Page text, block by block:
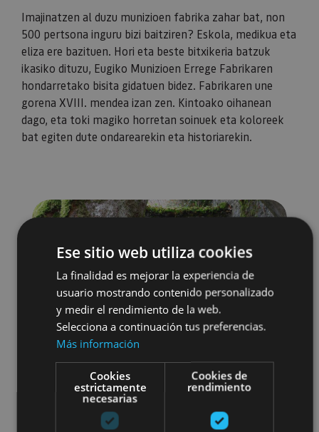
Imajinatzen al duzu munizioen fabrika zahar bat, non
500 pertsona inguru bizi baitziren? Eskola, medikua eta
eliza ere bazituen. Hori eta beste bitxikeria batzuk
ikasiko dituzu, Eugiko Munizioen Errege Fabrikaren
hondarretako bisita gidatuen bidez. Fabrikaren une
gorena XVIII. mendea izan zen. Kintoako oihanean
dago, eta toki magiko horretan soinuek eta koloreek
bat egiten dute ondarearekin eta historiarekin.
Ese sitio web utiliza cookies
La finalidad es mejorar la experiencia de
usuario mostrando contenido personalizado
y medir el rendimiento de la web.
Selecciona a continuación tus preferencias.
Más información
Cookies
estrictamente
necesarias
Cookies de
rendimiento